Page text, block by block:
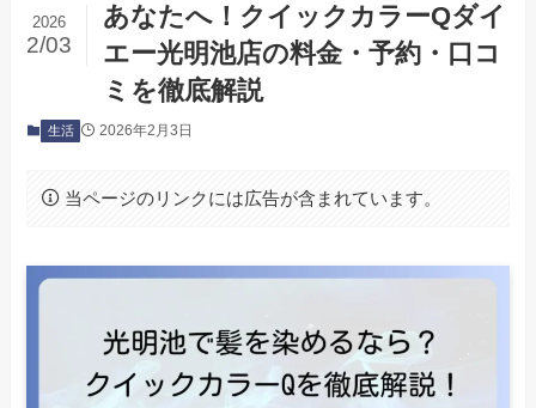
あなたへ！クイックカラーQダイ
エー光明池店の料金・予約・口コ
ミを徹底解説
2026
2/03
生活 2026年2月3日
当ページのリンクには広告が含まれています。